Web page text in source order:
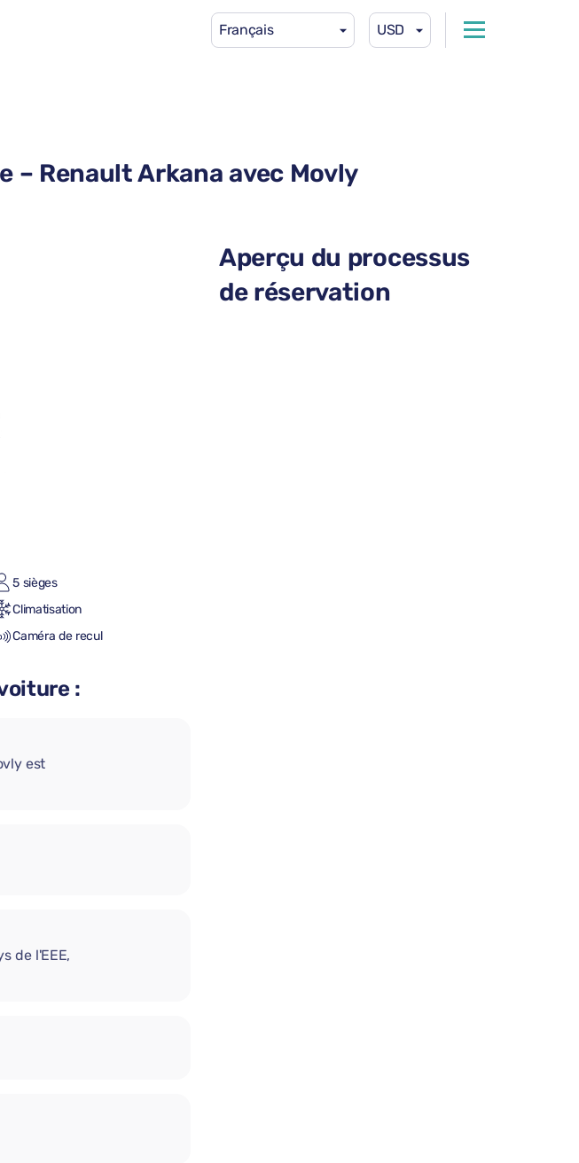
Français USD
– Renault Arkana avec Movly
5 sièges
Climatisation
Caméra de recul
:
est
de l'EEE,
Aperçu du processus
de réservation